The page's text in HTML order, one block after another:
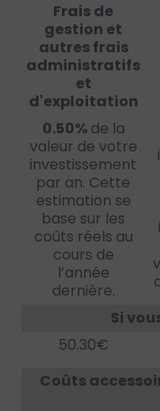
Frais de
gestion et
autres frais
administratifs
et
d'exploitation
0.50%de la
valeur de votre
investissement
par an. Cette
estimation se
base sur les
coûts réels au
cours de
l’année
dernière.
Si
50.30€
Coûts